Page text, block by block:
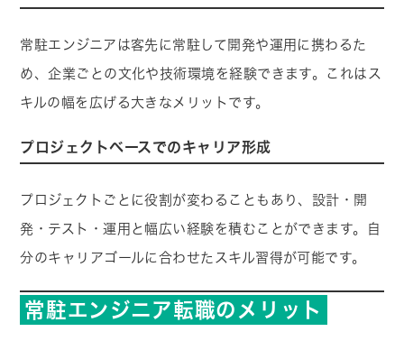
常駐エンジニアは客先に常駐して開発や運用に携わるた
め、企業ごとの文化や技術環境を経験できます。これはス
キルの幅を広げる大きなメリットです。
プロジェクトベースでのキャリア形成
プロジェクトごとに役割が変わることもあり、設計・開
発・テスト・運用と幅広い経験を積むことができます。自
分のキャリアゴールに合わせたスキル習得が可能です。
常駐エンジニア転職のメリット